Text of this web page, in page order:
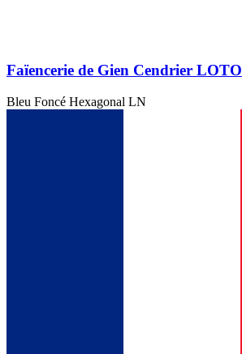
Faïencerie de Gien Cendrier LOTO
Bleu Foncé Hexagonal LN